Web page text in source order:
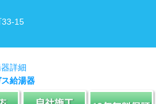
33-15
詳細
給湯器